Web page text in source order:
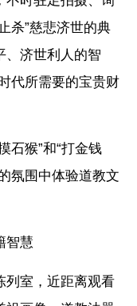
杀”慈悲济世的典
、济世利人的智
代所需要的宝贵财
石猴”和“打金钱
氛围中体验道教文
智慧
列室，近距离观看